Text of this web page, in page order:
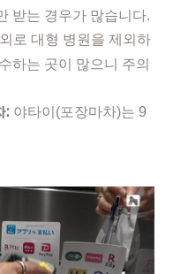
받는 경우가 많습니다.
로 대형 병원을 제외하
하는 곳이 많으니 주의
: 야타이(포장마차)는 9